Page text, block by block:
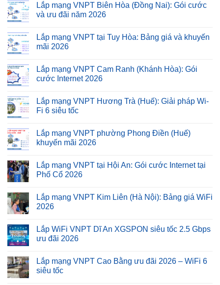
Lắp mạng VNPT Biên Hòa (Đồng Nai): Gói cước
và ưu đãi năm 2026
Lắp mạng VNPT tại Tuy Hòa: Bảng giá và khuyến
mãi 2026
Lắp mạng VNPT Cam Ranh (Khánh Hòa): Gói
cước Internet 2026
Lắp mạng VNPT Hương Trà (Huế): Giải pháp Wi-
Fi 6 siêu tốc
Lắp mạng VNPT phường Phong Điền (Huế)
khuyến mãi 2026
Lắp mạng VNPT tại Hội An: Gói cước Internet tại
Phố Cổ 2026
Lắp mạng VNPT Kim Liên (Hà Nội): Bảng giá WiFi
2026
Lắp WiFi VNPT Dĩ An XGSPON siêu tốc 2.5 Gbps
ưu đãi 2026
Lắp mạng VNPT Cao Bằng ưu đãi 2026 – WiFi 6
siêu tốc